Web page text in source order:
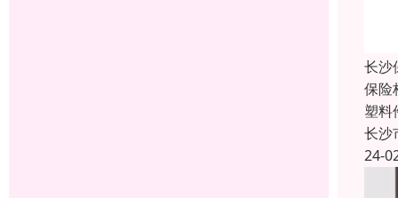
长沙
保险
塑料
长沙
24-